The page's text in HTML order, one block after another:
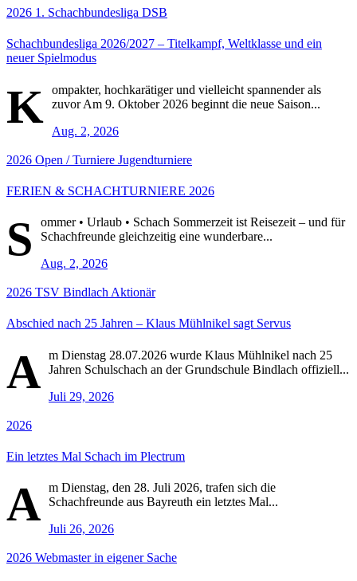
2026 1. Schachbundesliga DSB
Schachbundesliga 2026/2027 – Titelkampf, Weltklasse und ein
neuer Spielmodus
K ompakter, hochkarätiger und vielleicht spannender als
zuvor Am 9. Oktober 2026 beginnt die neue Saison...
Aug. 2, 2026
2026 Open / Turniere Jugendturniere
FERIEN & SCHACHTURNIERE 2026
S
ommer • Urlaub • Schach Sommerzeit ist Reisezeit – und für
Schachfreunde gleichzeitig eine wunderbare...
Aug. 2, 2026
2026 TSV Bindlach Aktionär
Abschied nach 25 Jahren – Klaus Mühlnikel sagt Servus
A m Dienstag 28.07.2026 wurde Klaus Mühlnikel nach 25
Jahren Schulschach an der Grundschule Bindlach offiziell...
Juli 29, 2026
2026
Ein letztes Mal Schach im Plectrum
A m Dienstag, den 28. Juli 2026, trafen sich die
Schachfreunde aus Bayreuth ein letztes Mal...
Juli 26, 2026
2026 Webmaster in eigener Sache